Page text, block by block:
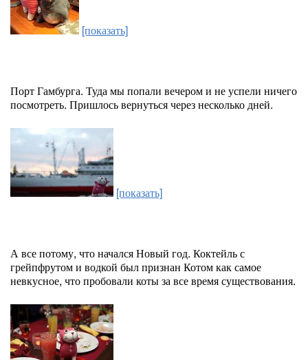
[показать]
Порт Гамбурга. Туда мы попали вечером и не успели ничего
посмотреть. Пришлось вернуться через несколько дней.
[показать]
А все потому, что начался Новый год. Коктейль с
грейпфрутом и водкой был признан Котом как самое
невкусное, что пробовали коты за все время существования.